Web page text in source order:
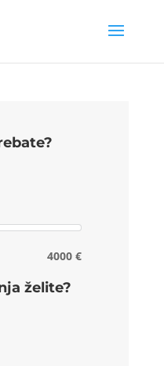
4000 €
želite?